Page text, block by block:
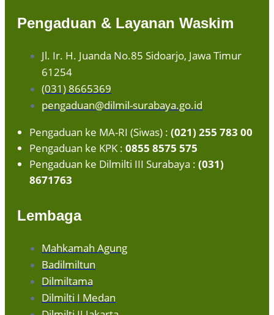
Pengaduan & Layanan Waskim
Jl. Ir. H. Juanda No.85 Sidoarjo, Jawa Timur
61254
(031) 8665369
pengaduan@dilmil-surabaya.go.id
Pengaduan ke MA-RI (Siwas) : (021) 255 783 00
Pengaduan ke KPK : 0855 8575 575
Pengaduan ke Dilmilti III Surabaya : (031)
8671763
Lembaga
Mahkamah Agung
Badilmiltun
Dilmiltama
Dilmilti I Medan